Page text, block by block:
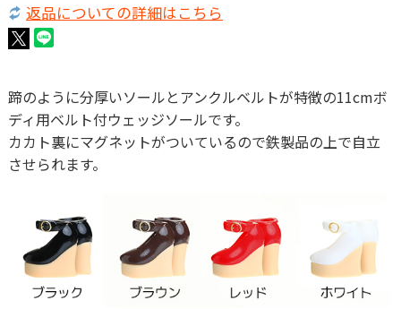
返品についての詳細はこちら
蹄のように分厚いソールとアンクルベルトが特徴の11cmボ
ディ用ベルト付ウェッジソールです。
カカト裏にマグネットがついているので鉄製品の上で自立
させられます。